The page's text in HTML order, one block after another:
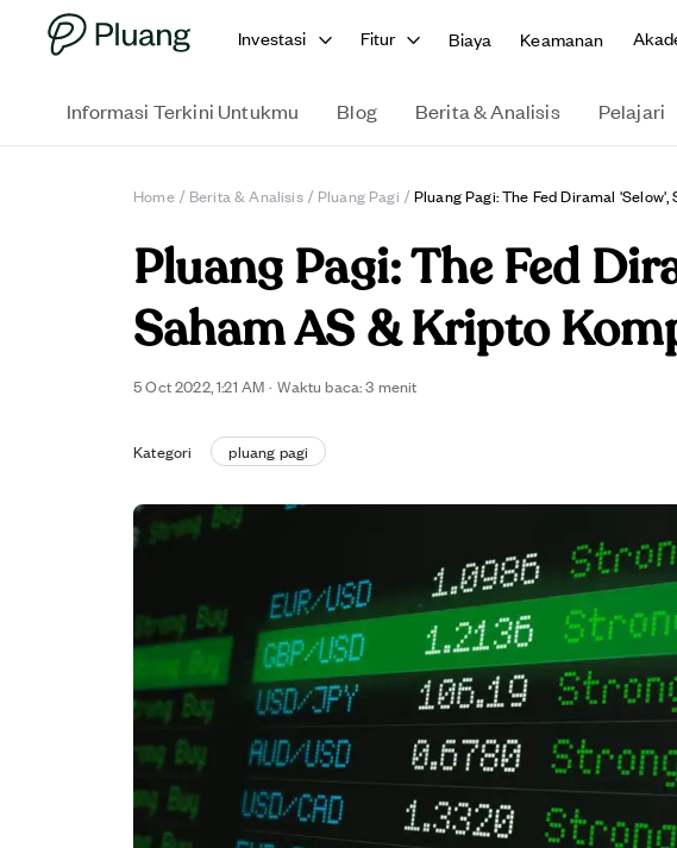
Investasi Fitur Biaya Keamanan
Informasi Terkini Untukmu Blog Berita & Analisis Pelajari
Home / Berita & Analisis / Pluang Pagi / Pluang Pagi: The Fed Diramal
Pluang Pagi: The Fed
Saham AS & Kripto
5 Oct 2022, 1:21 AM · Waktu baca: 3 menit
Kategori pluang pagi